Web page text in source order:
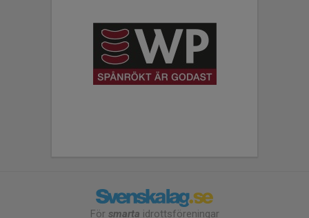
För smarta idrottsföreningar